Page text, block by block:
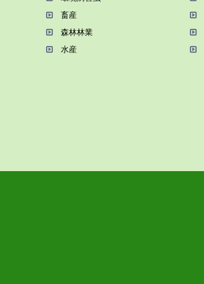
畜産
森林林業
⽔産